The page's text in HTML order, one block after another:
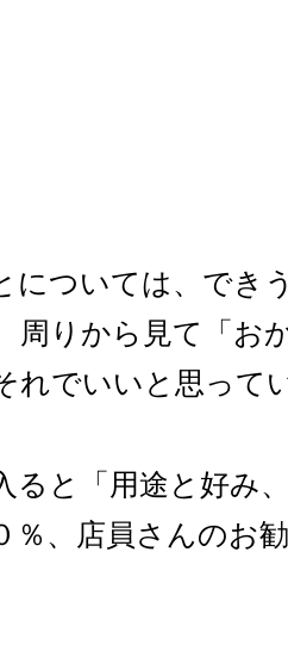
については、でき
周りから見て「お
れでいいと思って
ると「用途と好み
％、店員さんのお